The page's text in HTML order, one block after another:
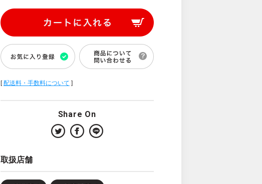
[配送料・手数料について ]
Share On
取扱店舗